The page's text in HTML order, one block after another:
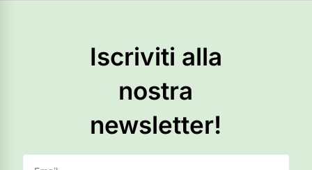
Iscriviti alla
nostra
newsletter!